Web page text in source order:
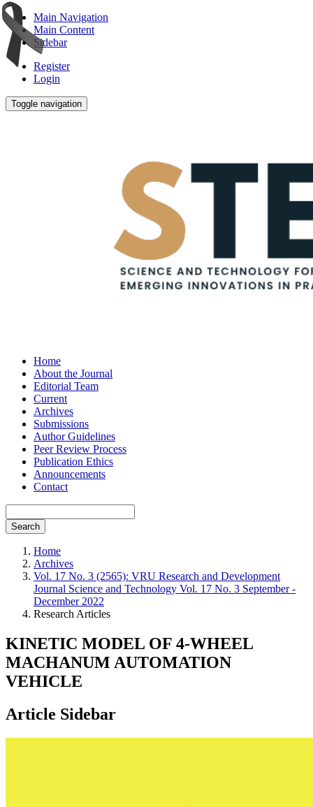
Main Navigation
Main Content
Sidebar
Register
Login
Toggle navigation
Home
About the Journal
Editorial Team
Current
Archives
Submissions
Author Guidelines
Peer Review Process
Publication Ethics
Announcements
Contact
Search
Home
Archives
Vol. 17 No. 3 (2565): VRU Research and Development
Journal Science and Technology Vol. 17 No. 3 September -
December 2022
Research Articles
KINETIC MODEL OF 4-WHEEL
MACHANUM AUTOMATION
VEHICLE
Article Sidebar